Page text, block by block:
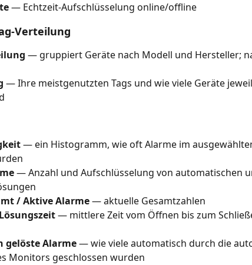
— Echtzeit-Aufschlüsselung online/offline
Verteilung
— gruppiert Geräte nach Modell und Hersteller;
— Ihre meistgenutzten Tags und wie viele Geräte
— ein Histogramm, wie oft Alarme im
— Anzahl und Aufschlüsselung von automatischen
/ Aktive Alarme — aktuelle Gesamtzahlen
— mittlere Zeit vom Öffnen bis zum
gelöste Alarme — wie viele automatisch durch die
Monitors geschlossen wurden